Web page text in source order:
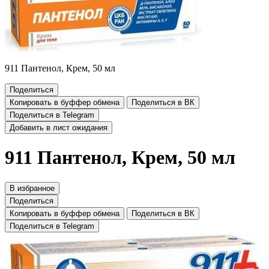
911 Пантенол, Крем, 50 мл
Поделиться
Копировать в буффер обмена
Поделиться в ВК
Поделиться в Telegram
Добавить в лист ожидания
911 Пантенол, Крем, 50 мл
В избранное
Поделиться
Копировать в буффер обмена
Поделиться в ВК
Поделиться в Telegram